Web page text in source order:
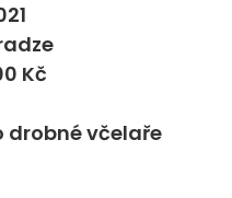
Kč
drobné včelaře